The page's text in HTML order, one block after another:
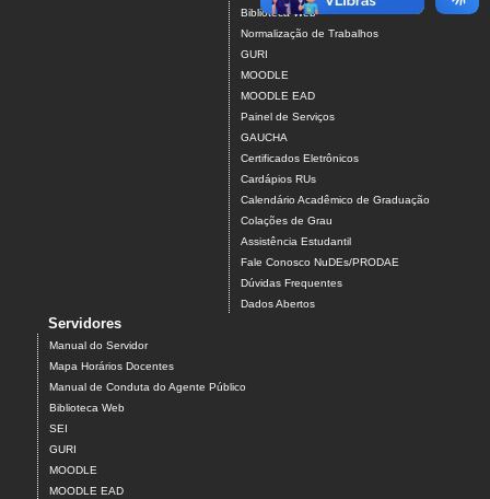
Biblioteca Web
Normalização de Trabalhos
GURI
MOODLE
MOODLE EAD
Painel de Serviços
GAUCHA
Certificados Eletrônicos
Cardápios RUs
Calendário Acadêmico de Graduação
Colações de Grau
Assistência Estudantil
Fale Conosco NuDEs/PRODAE
Dúvidas Frequentes
Dados Abertos
Servidores
Manual do Servidor
Mapa Horários Docentes
Manual de Conduta do Agente Público
Biblioteca Web
SEI
GURI
MOODLE
MOODLE EAD